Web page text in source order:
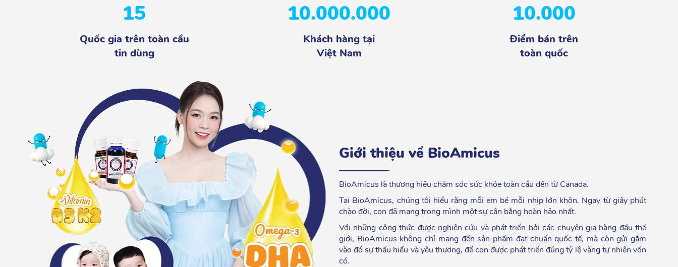
15
Quốc gia trên toàn cầu
tin dùng
10.000.000
Khách hàng tại
Việt Nam
10.000
Điểm bán trên
toàn quốc
Giới thiệu về BioAmicus
BioAmicus là thương hiệu chăm sóc sức khỏe toàn cầu đến từ Canada.
Tại BioAmicus, chúng tôi hiểu rằng mỗi em bé mỗi nhịp lớn khôn. Ngay từ giây phút
chào đời, con đã mang trong mình một sự cân bằng hoàn hảo nhất.
Với những công thức được nghiên cứu và phát triển bởi các chuyên gia hàng đầu thế
giới, BioAmicus không chỉ mang đến sản phẩm đạt chuẩn quốc tế, mà còn gửi gắm
vào đó sự thấu hiểu và yêu thương, để con được phát triển đúng tỷ lệ vàng tự nhiên vốn
có.